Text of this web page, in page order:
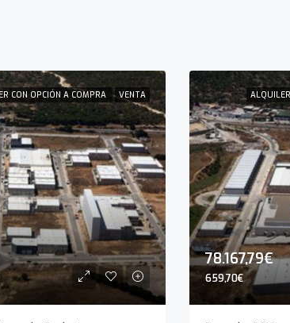
CON OPCIÓN A COMPRA VENTA ALQUILER
78.167,79€
659,70€